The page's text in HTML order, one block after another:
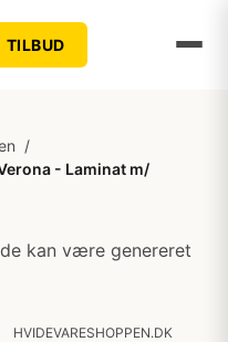
TILBUD
/
- Laminat m/
kan være genereret
HVIDEVARESHOPPEN.DK